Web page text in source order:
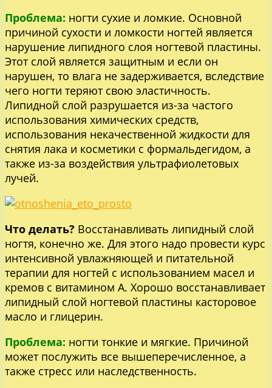
Проблема: ногти сухие и ломкие. Основной
причиной сухости и ломкости ногтей является
нарушение липидного слоя ногтевой пластины.
Этот слой является защитным и если он
нарушен, то влага не задерживается, вследствие
чего ногти теряют свою эластичность.
Липидной слой разрушается из-за частого
использования химических средств,
использования некачественной жидкости для
снятия лака и косметики с формальдегидом, а
также из-за воздействия ультрафиолетовых
лучей.
Что делать? Восстанавливать липидный слой
ногтя, конечно же. Для этого надо провести курс
интенсивной увлажняющей и питательной
терапии для ногтей с использованием масел и
кремов с витамином А. Хорошо восстанавливает
липидный слой ногтевой пластины касторовое
масло и глицерин.
Проблема: ногти тонкие и мягкие. Причиной
может послужить все вышеперечисленное, а
также стресс или наследственность.